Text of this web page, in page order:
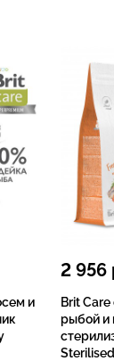
и
2 956
Brit
рыбой и